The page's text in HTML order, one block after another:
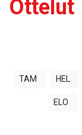
Ottelut
TAM HEL
ELO